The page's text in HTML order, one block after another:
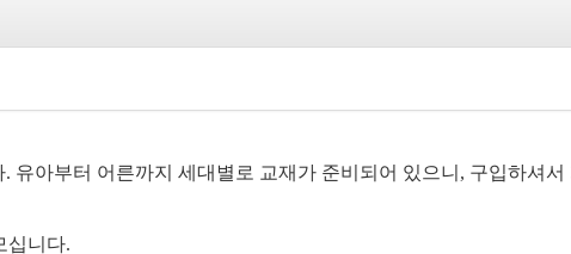
. 유아부터 어른까지 세대별로 교재가 준비되어 있으니 , 구입하셔서
십니다.